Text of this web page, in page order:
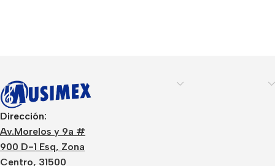
Dirección:
Av.Morelos y 9a #
900 D-1 Esq, Zona
Centro, 31500